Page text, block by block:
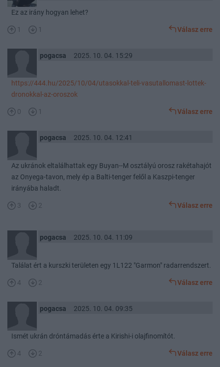
Ez az irány hogyan lehet?
1 1 Válasz erre
pogacsa 2025. 10. 04. 15:29
https://444.hu/2025/10/04/utasokkal-teli-vasutallomast-lottek-
dronokkal-az-oroszok
0 1 Válasz erre
pogacsa 2025. 10. 04. 12:41
Az ukránok eltalálhattak egy Buyan--M osztályú orosz rakétahajót
az Onyega-tavon, mely ép a Balti-tenger felől a Kaszpi-tenger
irányába haladt.
3 2 Válasz erre
pogacsa 2025. 10. 04. 11:09
Találat ért a kurszki területen egy 1L122 "Garmon" radarrendszert.
4 2 Válasz erre
pogacsa 2025. 10. 04. 09:35
Ismét ukrán dróntámadás érte a Kirishi-i olajfinomítót.
4 2 Válasz erre